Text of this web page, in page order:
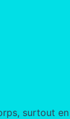
surtout